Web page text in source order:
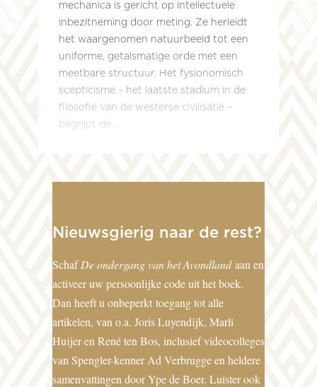
mechanica is gericht op intellectuele
inbezitneming door meting. Ze herleidt
het waargenomen natuurbeeld tot een
uniforme, getalsmatige orde met een
meetbare structuur. Het fysionomisch
scepticisme – het laatste stadium in de
filosofie van de westerse civilisatie –
begrijpt de...
Nieuwsgierig naar de rest?
SchafDe ondergang van het Avondlandaan en
activeer uw persoonlijke code uit het boek.
Dan heeft u onbeperkt toegang tot alle
artikelen, van o.a. Joris Luyendijk, Marli
Huijer en René ten Bos, inclusief videocolleges
van Spengler-kenner Ad Verbrugge en heldere
samenvattingen door Ype de Boer. Luister ook